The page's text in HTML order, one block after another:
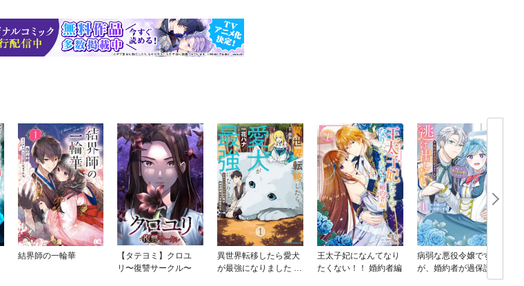
結界師の一輪華
【タテヨミ】クロユ
リ〜復讐サークル〜
異世界転移したら愛犬
が最強になりました ～
王太子妃になんてなり
たくない！！ 婚約者編
病弱な悪役令嬢です
が、婚約者が過保護す
ぎて逃げ出したい(私た